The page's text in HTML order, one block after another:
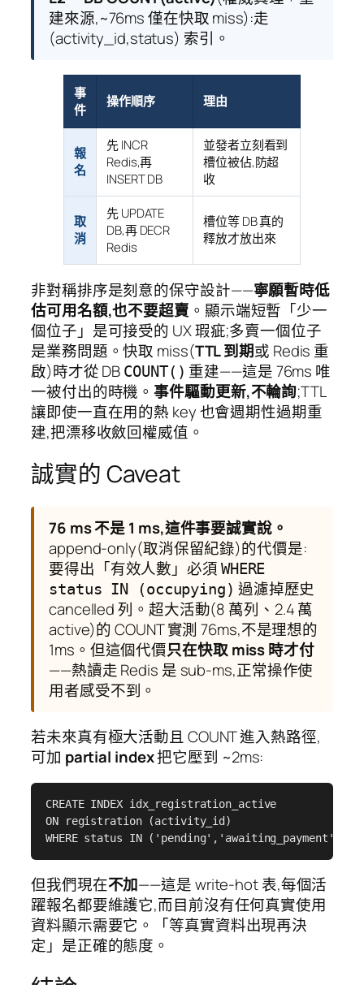
建來源,~76ms 僅在快取 miss):走
(activity_id,status) 索引。
事
件
操作順序 理由
報
名
先 INCR
Redis,再
INSERT DB
並發者立刻看到
槽位被佔,防超
收
取
消
先 UPDATE
DB,再 DECR
Redis
槽位等 DB 真的
釋放才放出來
非對稱排序是刻意的保守設計——寧願暫時低
估可用名額,也不要超賣 。顯示端短暫「少一
個位子」是可接受的 UX 瑕疵;多賣一個位子
是業務問題。快取 miss(TTL 到期或 Redis 重
啟)時才從 DB COUNT() 重建——這是 76ms 唯
一被付出的時機。事件驅動更新,不輪詢;TTL
讓即使一直在用的熱 key 也會週期性過期重
建,把漂移收斂回權威值。
誠實的 Caveat
76 ms 不是 1 ms,這件事要誠實說。
append-only(取消保留紀錄)的代價是:
要得出「有效人數」必須 WHERE
status IN (occupying) 過濾掉歷史
cancelled 列。超大活動(8 萬列、2.4 萬
active)的 COUNT 實測 76ms,不是理想的
1ms。但這個代價只在快取 miss 時才付
——熱讀走 Redis 是 sub-ms,正常操作使
用者感受不到。
若未來真有極大活動且 COUNT 進入熱路徑,
可加 partial index把它壓到 ~2ms:
CREATE INDEX idx_registration_active
ON registration (activity_id)
WHERE status IN
但我們現在不加——這是 write-hot 表,每個活
躍報名都要維護它,而目前沒有任何真實使用
資料顯示需要它。「等真實資料出現再決
定」是正確的態度。